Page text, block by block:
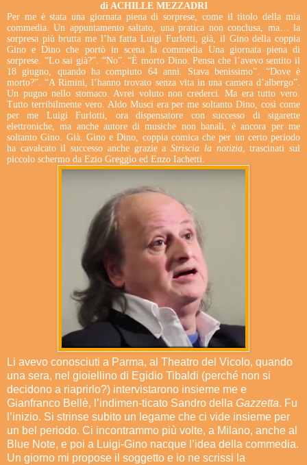
di ACHILLE MEZZADRI
Per me è stata una giornata piena di sorprese, come il titolo della mia
commedia. Un appuntamento saltato, una pratica non conclusa, ma… la
sorpresa più brutta me l’ha fatta Luigi Furlotti, già, il Gino della coppia
Gino e Dino che portò in scena la commedia Una giornata piena di
sorprese. “Lo sai già?”. “No”. “È morto Dino. Pensa che l’avevo sentito il
18 giugno, quando ha compiuto 64 anni. Stava benissimo”. “Dove è
morto?”. “A Rimini, l’hanno trovato senza vita in una camera d’albergo”.
Un pugno nello stomaco. Avrei voluto non crederci. Ma era tutto vero.
Tutto terribilmente vero. Aldo Musci era per me soltanto Dino, così come
per me Luigi Furlotti, ora dispensatore con successo di sigarette
elettroniche, ma anche autore di musiche non banali, è ancora per me
soltanto Gino. Già. Gino e Dino, coppia comica che per un certo periodo
ha cavalcato il successo anche grazie aStriscia la notizia, trascinati sul
piccolo schermo da Ezio Greggio ed Enzo Iachetti.
Li avevo conosciuti a Parma, al Theatro del Vicolo, quando
una sera, nel gioiellino di Egidio Tibaldi (perché non si
decidono a riaprirlo?) intervistarono insieme me e
Gianfranco Bellè, l’indimen-ticato Sandro della Gazzetta. Fu
l’inizio. Si strinse subito un legame che ci vide insieme per
un bel periodo. Ci incontrammo più volte, a Milano, anche al
Blue Note, e poi a Luigi-Gino nacque l’idea della commedia.
Un giorno mi propose il soggetto e io ne scrissi la